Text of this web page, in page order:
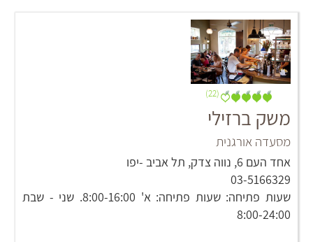
(22)
משק ברזילי
מסעדה אורגנית
אחד העם 6, נווה צדק, תל אביב -יפו
03-5166329
שעות פתיחה: שעות פתיחה: א' 8:00-16:00. שני - שבת
8:00-24:00